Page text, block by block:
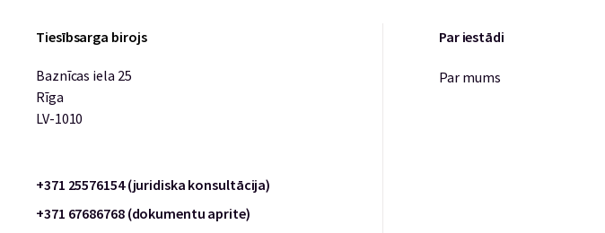
Tiesībsarga birojs
Baznīcas iela 25
Rīga
LV-1010
+371 25576154 (juridiska konsultācija)
+371 67686768 (dokumentu aprite)
Par iestādi
Par mums